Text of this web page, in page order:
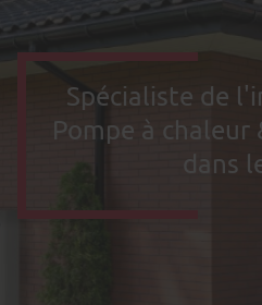
Spécialiste de
Pompe à
dans